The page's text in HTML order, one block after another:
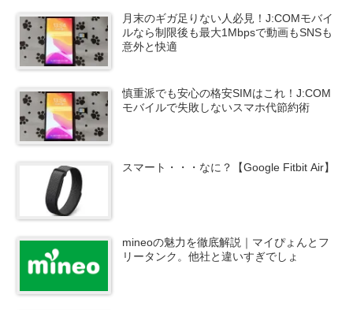
月末のギガ足りない人必見！J:COMモバイ
ルなら制限後も最大1Mbpsで動画もSNSも
意外と快適
慎重派でも安心の格安SIMはこれ！J:COM
モバイルで失敗しないスマホ代節約術
スマート・・・なに？【Google Fitbit Air】
mineoの魅力を徹底解説｜マイぴょんとフ
リータンク。他社と違いすぎでしょ